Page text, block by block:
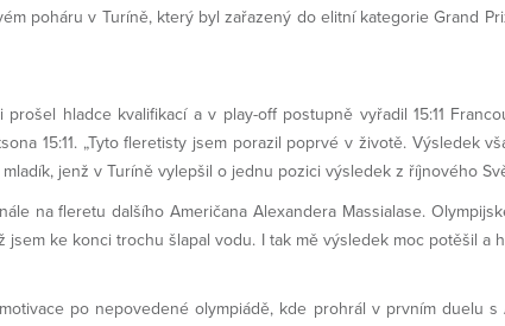
poháru v Turíně, který byl zařazený do elitní kategorie Grand
hladce kvalifikací a v play-off postupně vyřadil 15:11
15:11. „Tyto fleretisty jsem porazil poprvé v životě. Výsledek
jenž v Turíně vylepšil o jednu pozici výsledek z říjnového
na fleretu dalšího Američana Alexandera Massialase.
jsem ke konci trochu šlapal vodu. I tak mě výsledek moc potěšil
po nepovedené olympiádě, kde prohrál v prvním duelu